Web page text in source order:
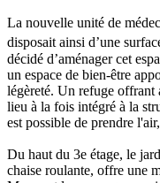
La nouvelle unité de
disposait ainsi d’une
décidé d’aménager cet
un espace de bien-être
légèreté. Un refuge offrant
lieu à la fois intégré à la
est possible de prendre
Du haut du 3e étage, le
chaise roulante, offre une